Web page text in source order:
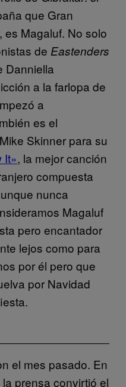
que Gran
es Magaluf. No solo
de Eastenders
Danniella
a la farlopa de
a
es el
Skinner para su
It», la mejor canción
compuesta
nunca
Magaluf
pero encantador
lejos como para
por él pero que
por Navidad
el mes pasado. En
prensa convirtió el